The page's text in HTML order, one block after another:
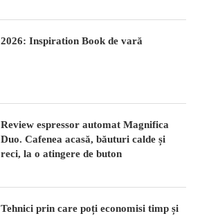
2026: Inspiration Book de vară
Review espressor automat Magnifica
Duo. Cafenea acasă, băuturi calde și
reci, la o atingere de buton
Tehnici prin care poți economisi timp și